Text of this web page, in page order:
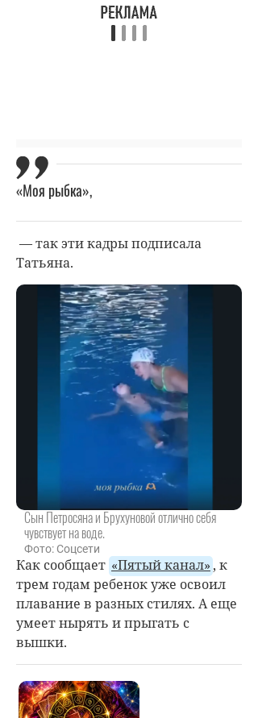
«Моя рыбка»,
— так эти кадры подписала
Татьяна.
Сын Петросяна и Брухуновой отлично себя
чувствует на воде.
Фото: Соцсети
Как сообщает «Пятый канал» , к
трем годам ребенок уже освоил
плавание в разных стилях. А еще
умеет нырять и прыгать с
вышки.